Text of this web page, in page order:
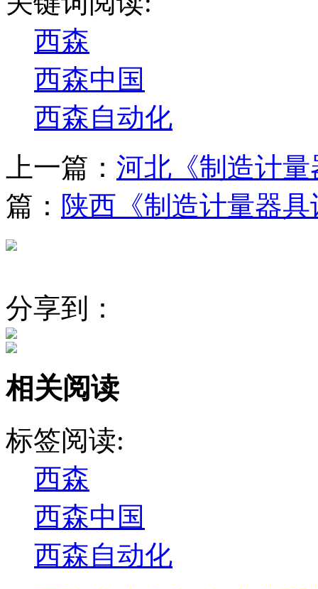
西森
西森中国
西森自动化
上一篇： 河北《制造计
篇： 陕西《制造计量器
分享到：
相关阅读
标签阅读:
西森
西森中国
西森自动化